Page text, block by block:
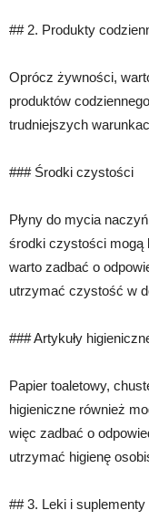
## 2. Produkty
Oprócz żywności,
produktów
trudniejszych
### Środki czystości
Płyny do mycia
środki czystości mogą
warto zadbać o
utrzymać czystość w
### Artykuły
Papier toaletowy,
higieniczne również
więc zadbać o
utrzymać higienę
## 3. Leki i suplementy